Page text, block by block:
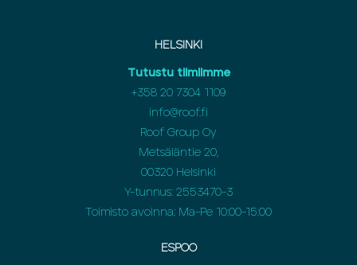
HELSINKI
Tutustu tiimiimme
+358 20 7304 1109
info@roof.fi
Roof Group Oy
Metsäläntie 20,
00320 Helsinki
Y-tunnus: 2553470-3
Toimisto avoinna: Ma-Pe 10:00-15:00
ESPOO